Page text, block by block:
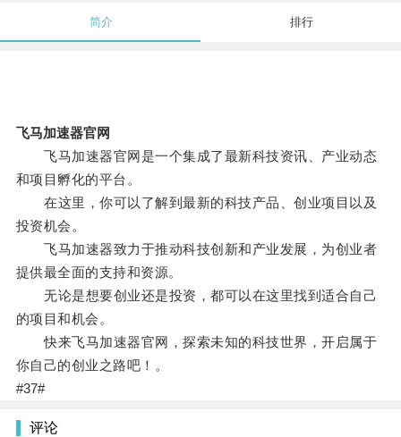
简介 排行
飞马加速器官网
飞马加速器官网是一个集成了最新科技资讯、产业动态
和项目孵化的平台。
在这里，你可以了解到最新的科技产品、创业项目以及
投资机会。
飞马加速器致力于推动科技创新和产业发展，为创业者
提供最全面的支持和资源。
无论是想要创业还是投资，都可以在这里找到适合自己
的项目和机会。
快来飞马加速器官网，探索未知的科技世界，开启属于
你自己的创业之路吧！。
#37#
评论